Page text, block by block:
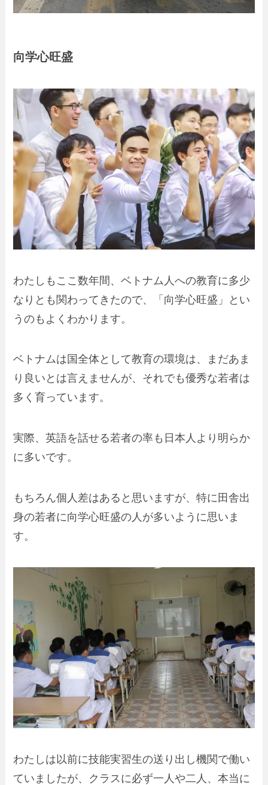
向学心旺盛
わたしもここ数年間、ベトナム人への教育に多少
なりとも関わってきたので、「向学心旺盛」とい
うのもよくわかります。
ベトナムは国全体として教育の環境は、まだあま
り良いとは言えませんが、それでも優秀な若者は
多く育っています。
実際、英語を話せる若者の率も日本人より明らか
に多いです。
もちろん個人差はあると思いますが、特に 田舎出
身の若者に向学心旺盛の人が多いように思いま
す。
わたしは以前に技能実習生の送り出し機関で働い
ていましたが、クラスに必ず一人や二人、本当に